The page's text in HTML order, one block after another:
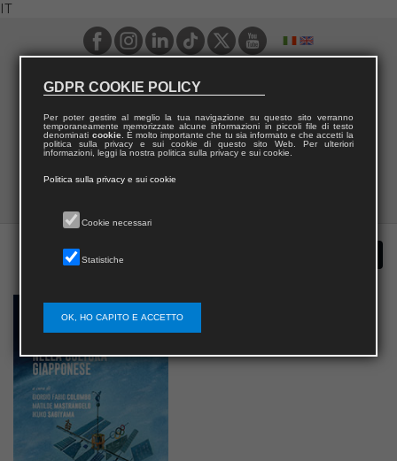
IT
GDPR COOKIE POLICY
Per poter gestire al meglio la tua navigazione su questo sito verranno
temporaneamente memorizzate alcune informazioni in piccoli file di testo
denominati cookie. È molto importante che tu sia informato e che accetti la
politica sulla privacy e sui cookie di questo sito Web. Per ulteriori
informazioni, leggi la nostra politica sulla privacy e sui cookie.
Politica sulla privacy e sui cookie
Cookie necessari
Statistiche
OK, HO CAPITO E ACCETTO